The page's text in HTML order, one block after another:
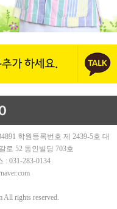
학원등록번호 제 2439-5호 대
로 52 동인빌딩 703호
: 031-283-0134
rights reserved.